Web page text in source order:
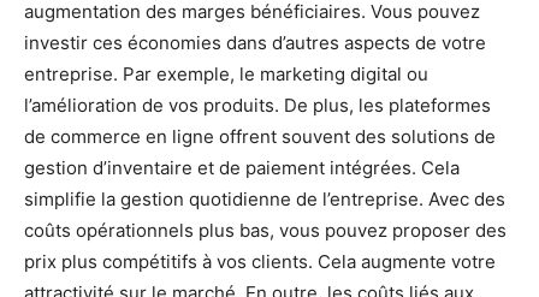
augmentation des marges bénéficiaires. Vous pouvez
investir ces économies dans d’autres aspects de votre
entreprise. Par exemple, le marketing digital ou
l’amélioration de vos produits. De plus, les plateformes
de commerce en ligne offrent souvent des solutions de
gestion d’inventaire et de paiement intégrées. Cela
simplifie la gestion quotidienne de l’entreprise. Avec des
coûts opérationnels plus bas, vous pouvez proposer des
prix plus compétitifs à vos clients. Cela augmente votre